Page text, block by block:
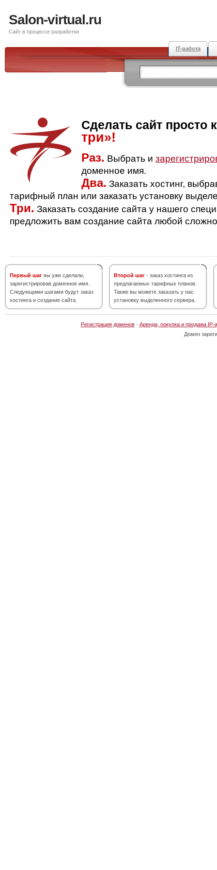
Salon-virtual.ru
Сайт в процессе разработки
IT-работа
Сделать сайт просто
три»!
Раз. Выбрать и
доменное имя.
Два. Заказать хостинг,
тарифный план или заказать установку
Три. Заказать создание сайта у нашего
предложить вам создание сайта любой
Первый шаг вы уже сделали,
зарегистрировав доменное имя.
Следующими шагами будут заказ
хостинга и создание сайта.
Второй шаг - заказ хостинга из
предлагаемых тарифных планов.
Также вы можете заказать у нас
установку выделенного сервера.
Регистрация доменов· Аренда, покупка и продажа IP-
Домен